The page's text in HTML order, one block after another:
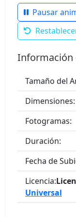
Pausar
Información
Tamaño del
Dimensiones:
Fotogramas:
Duración:
Fecha de
Licencia:
Universal